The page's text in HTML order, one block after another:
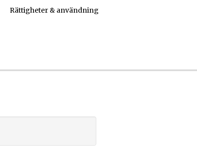
Rättigheter & användning